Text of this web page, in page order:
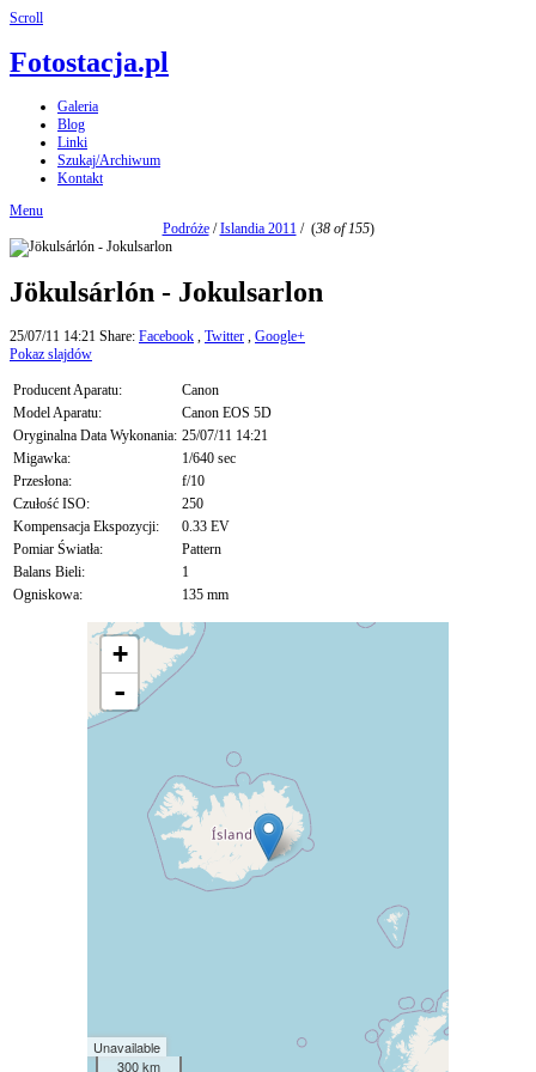
Scroll
Fotostacja.pl
Galeria
Blog
Linki
Szukaj/Archiwum
Kontakt
Menu
Podróże/Islandia 2011/ (38 of 155)
Jökulsárlón - Jokulsarlon
25/07/11 14:21 Share: Facebook , Twitter , Google+
Pokaz slajdów
Producent Aparatu:
Canon
Model Aparatu:
Canon EOS 5D
Oryginalna Data Wykonania: 25/07/11 14:21
Migawka:
1/640 sec
Przesłona:
f/10
Czułość ISO:
250
Kompensacja Ekspozycji:
0.33 EV
Pomiar Światła:
Pattern
Balans Bieli:
1
Ogniskowa:
135 mm
+
-
Unavailable
300 km